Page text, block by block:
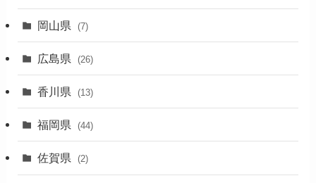
(1)
岡山県 (7)
広島県 (26)
香川県 (13)
福岡県 (44)
佐賀県 (2)